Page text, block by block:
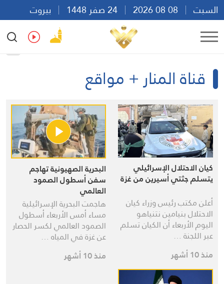
السبت
بيروت
16:25
Ar
قناة المنار + مواقع
كيان الاحتلال الإسرائيلي
يتسلم جثتي أسيرين من غزة
أعلن مكتب رئيس وزراء كيان
الاحتلال بنيامين نتنياهو
اليوم الأربعاء أن الكيان تسلم
عبر اللجنة …
منذ 10 أشهر
البحرية الصهيونية تهاجم
سفن أسطول الصمود
العالمي
هاجمت البحرية الإسرائيلية
مساء أمس الأربعاء أسطول
الصمود العالمي لكسر الحصار
عن غزة في المياه …
منذ 10 أشهر